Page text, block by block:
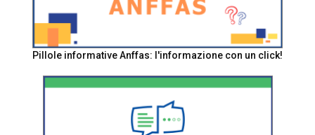
Pillole informative Anffas: l'informazione con un click!